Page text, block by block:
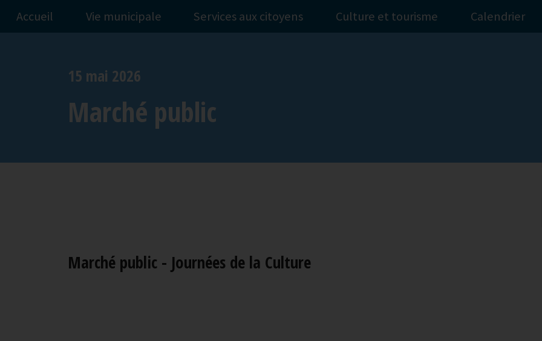
Accueil Vie municipale Services aux citoyens Culture et tourisme Calendrier
15 mai 2026
Marché public
Marché public - Journées de la Culture